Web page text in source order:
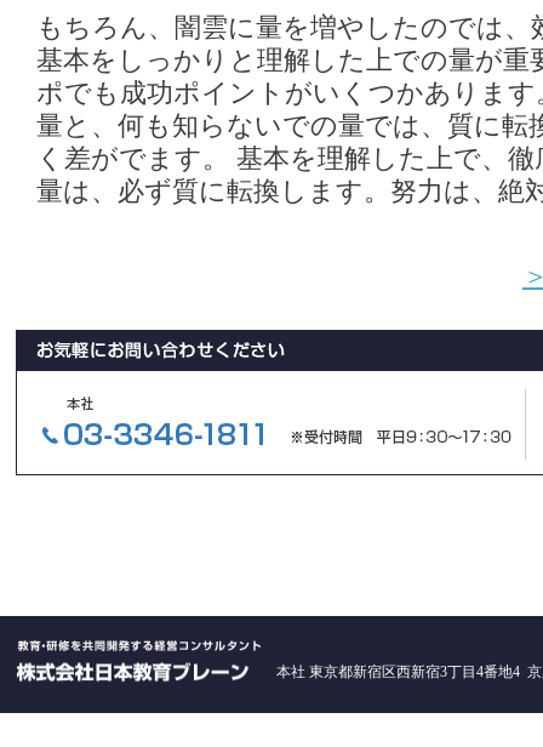
もちろん、闇雲に量を増やしたのでは
基本をしっかりと理解した上での量が重
ポでも成功ポイントがいくつかありま
量と、何も知らないでの量では、質に転
く差がでます。 基本を理解した上で、
量は、必ず質に転換します。努力は、絶
本社 東京都新宿区西新宿3丁目4番地4